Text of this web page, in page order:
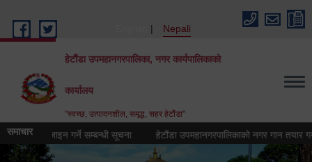
Nepali
हेटौंडा उपमहानगरपालिका, नगर कार्यपालिकाको
कार्यालय
"स्वच्छ, उत्पादनशील, समृद्ध, सहर हेटौंडा"
समाचार
डिजिाइन गर्ने सम्बन्धी सूचना हेटौंडा उपमहानगरपालिकाको नगर गान तयार गर्ने